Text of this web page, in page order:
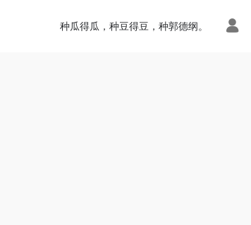
种瓜得瓜，种豆得豆，种郭德纲。